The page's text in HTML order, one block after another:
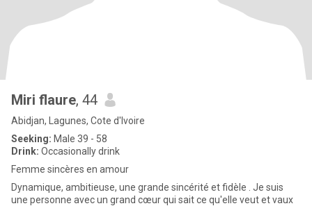
Miri flaure, 44
Abidjan, Lagunes, Cote d'Ivoire
Seeking: Male 39 - 58
Drink: Occasionally drink
Femme sincères en amour
Dynamique, ambitieuse, une grande sincérité et fidèle . Je suis
une personne avec un grand cœur qui sait ce qu'elle veut et vaux